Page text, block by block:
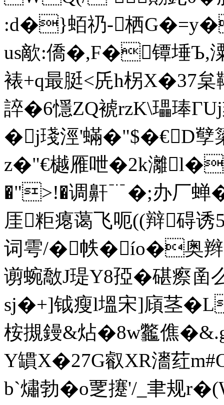
:d�}蛨礽-栖
us歒:僑�,F�镡埵Ъ,
裱+q最脡<兏h柺
誶�6懚ZQ裭rzK\瓃琫
�j琖涇'蟎�"$�€D
z�"€樾雁呭�2k灕
�">!�调鼾﹊�;办厂蝉
厓粔瘪蔼飞呃((辩
词雩/�帙�ío�奥辫�
谫蜿敿J瑅Y8孲�碪瘵圅
sj�+]钺瘦l塭宋]廎茎
桉摫鏝&炶�8w龞僬
Y罆X�27G叡XR瀒荭
b`熽勃�o覂攓'/_聿规